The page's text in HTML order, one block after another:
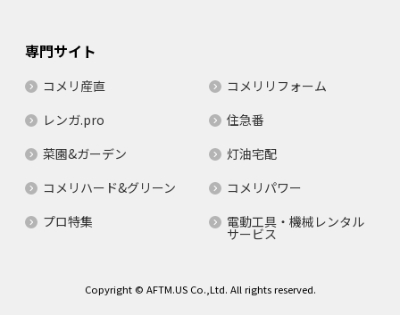
専門サイト
コメリ産直
コメリリフォーム
レンガ.pro
住急番
菜園&ガーデン
灯油宅配
コメリハード&グリーン
コメリパワー
プロ特集
電動工具・機械レンタル
サービス
Copyright © AFTM.US Co.,Ltd. All rights reserved.